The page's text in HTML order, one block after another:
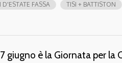
D'ESTATE FASSA TISI + BATTISTON
giugno è la Giornata per la